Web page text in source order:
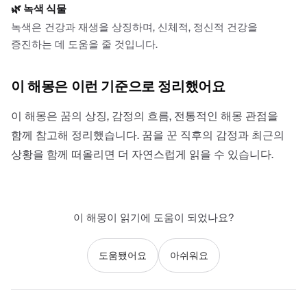
🌿 녹색 식물
녹색은 건강과 재생을 상징하며, 신체적, 정신적 건강을
증진하는 데 도움을 줄 것입니다.
이 해몽은 이런 기준으로 정리했어요
이 해몽은 꿈의 상징, 감정의 흐름, 전통적인 해몽 관점을
함께 참고해 정리했습니다. 꿈을 꾼 직후의 감정과 최근의
상황을 함께 떠올리면 더 자연스럽게 읽을 수 있습니다.
이 해몽이 읽기에 도움이 되었나요?
도움됐어요 아쉬워요